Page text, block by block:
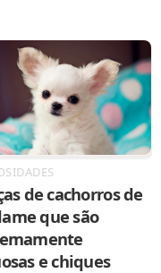
de cachorros de
que são
e chiques